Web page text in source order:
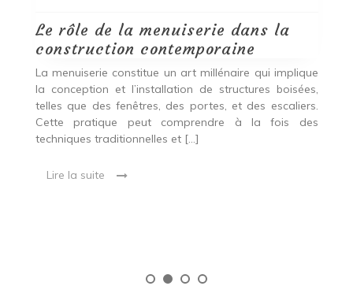
Le rôle de la menuiserie dans la
construction contemporaine
La menuiserie constitue un art millénaire qui implique
la conception et l’installation de structures boisées,
telles que des fenêtres, des portes, et des escaliers.
Cette pratique peut comprendre à la fois des
techniques traditionnelles et […]
Lire la suite